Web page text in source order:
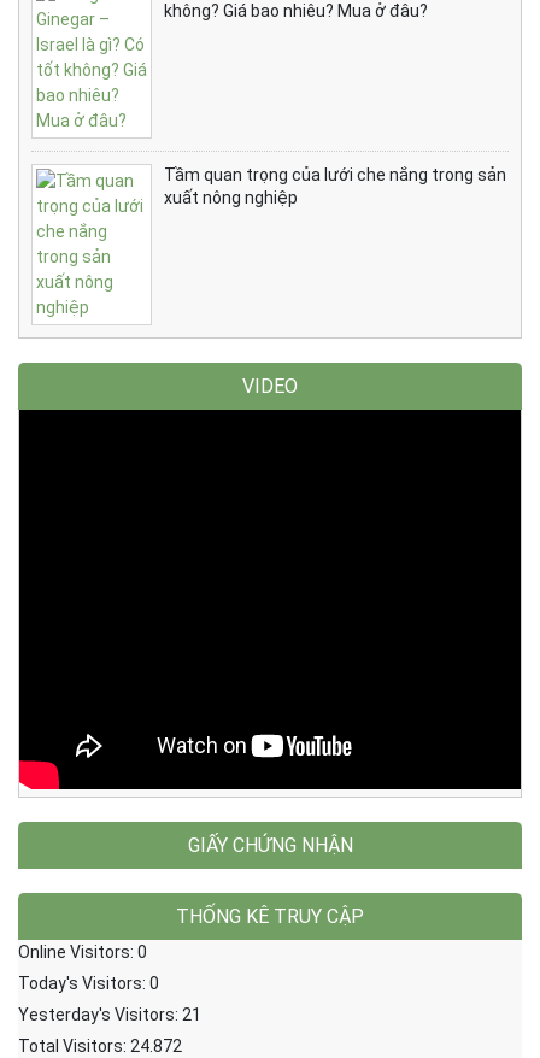
không? Giá bao nhiêu? Mua ở đâu?
Tầm quan trọng của lưới che nắng trong sản
xuất nông nghiệp
VIDEO
GIẤY CHỨNG NHẬN
THỐNG KÊ TRUY CẬP
Online Visitors: 0
Today's Visitors: 0
Yesterday's Visitors: 21
Total Visitors: 24.872